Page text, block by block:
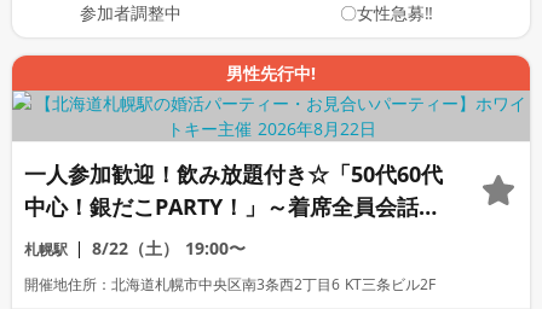
参加者調整中
〇女性急募‼
男性先行中!
一人参加歓迎！飲み放題付き☆「50代60代
中心！銀だこPARTY！」～着席全員会話/
マッチングあり/食事＆飲み放題付き～
札幌駅 8/22（土） 19:00〜
開催地住所：北海道札幌市中央区南3条西2丁目6 KT三条ビル2F